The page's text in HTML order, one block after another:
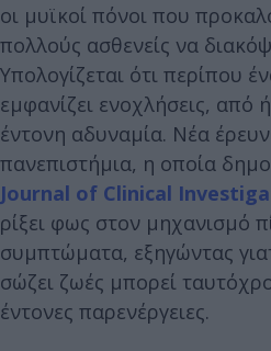
οι μυϊκοί πόνοι που
πολλούς ασθενείς να
Υπολογίζεται ότι περίπου
εμφανίζει ενοχλήσεις, από
έντονη αδυναμία. Νέα
πανεπιστήμια, η οποία
Journal of Clinical
ρίξει φως στον μηχανισμό
συμπτώματα, εξηγώντας
σώζει ζωές μπορεί
έντονες παρενέργειες.